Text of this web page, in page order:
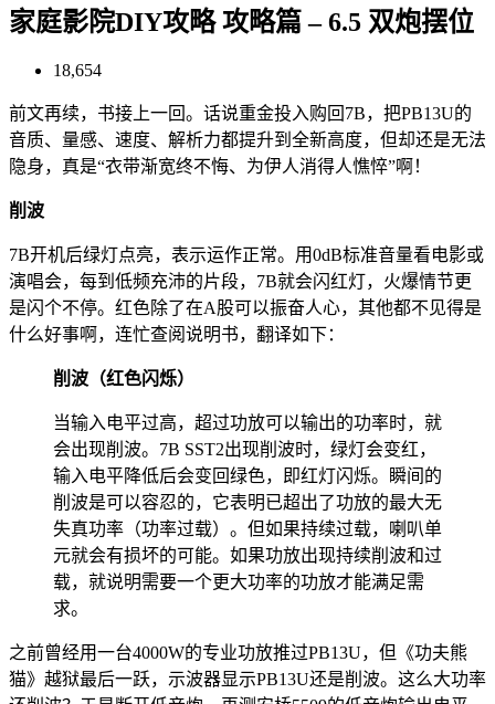
家庭影院DIY攻略 攻略篇 – 6.5 双炮摆位
18,654
前文再续，书接上一回。话说重金投入购回7B，把PB13U的
音质、量感、速度、解析力都提升到全新高度，但却还是无法
隐身，真是“衣带渐宽终不悔、为伊人消得人憔悴”啊！
削波
7B开机后绿灯点亮，表示运作正常。用0dB标准音量看电影或
演唱会，每到低频充沛的片段，7B就会闪红灯，火爆情节更
是闪个不停。红色除了在A股可以振奋人心，其他都不见得是
什么好事啊，连忙查阅说明书，翻译如下：
削波（红色闪烁）
当输入电平过高，超过功放可以输出的功率时，就
会出现削波。7B SST2出现削波时，绿灯会变红，
输入电平降低后会变回绿色，即红灯闪烁。瞬间的
削波是可以容忍的，它表明已超出了功放的最大无
失真功率（功率过载）。但如果持续过载，喇叭单
元就会有损坏的可能。如果功放出现持续削波和过
载，就说明需要一个更大功率的功放才能满足需
求。
之前曾经用一台4000W的专业功放推过PB13U，但《功夫熊
猫》越狱最后一跃，示波器显示PB13U还是削波。这么大功率